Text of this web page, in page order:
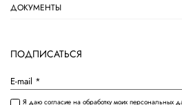
ДОКУМЕНТЫ
ПОДПИСАТЬСЯ
Я даю согласие на обработку моих персональных